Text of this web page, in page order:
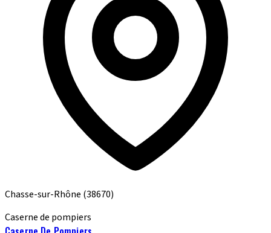
Chasse-sur-Rhône (38670)
Caserne de pompiers